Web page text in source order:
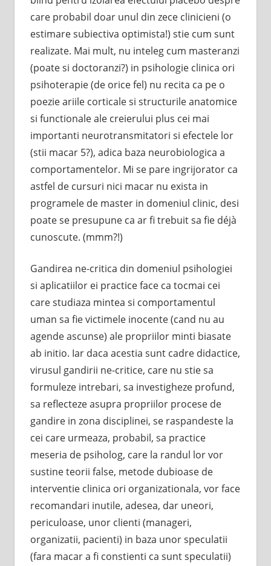
care probabil doar unul din zece clinicieni (o
estimare subiectiva optimista!) stie cum sunt
realizate. Mai mult, nu inteleg cum masteranzi
(poate si doctoranzi?) in psihologie clinica ori
psihoterapie (de orice fel) nu recita ca pe o
poezie ariile corticale si structurile anatomice
si functionale ale creierului plus cei mai
importanti neurotransmitatori si efectele lor
(stii macar 5?), adica baza neurobiologica a
comportamentelor. Mi se pare ingrijorator ca
astfel de cursuri nici macar nu exista in
programele de master in domeniul clinic, desi
poate se presupune ca ar fi trebuit sa fie déjà
cunoscute. (mmm?!)
Gandirea ne-critica din domeniul psihologiei
si aplicatiilor ei practice face ca tocmai cei
care studiaza mintea si comportamentul
uman sa fie victimele inocente (cand nu au
agende ascunse) ale propriilor minti biasate
ab initio. Iar daca acestia sunt cadre didactice,
virusul gandirii ne-critice, care nu stie sa
formuleze intrebari, sa investigheze profund,
sa reflecteze asupra propriilor procese de
gandire in zona disciplinei, se raspandeste la
cei care urmeaza, probabil, sa practice
meseria de psiholog, care la randul lor vor
sustine teorii false, metode dubioase de
interventie clinica ori organizationala, vor face
recomandari inutile, adesea, dar uneori,
periculoase, unor clienti (manageri,
organizatii, pacienti) in baza unor speculatii
(fara macar a fi constienti ca sunt speculatii)